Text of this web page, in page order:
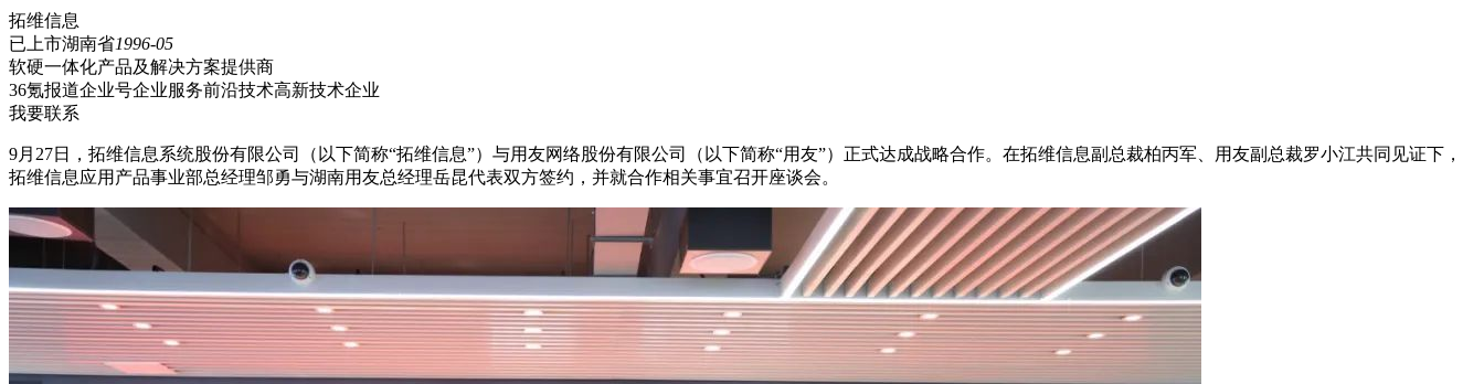
拓维信息
已上市湖南省1996-05
软硬一体化产品及解决方案提供商
36氪报道企业号企业服务前沿技术高新技术企业
我要联系
9月27日，拓维信息系统股份有限公司（以下简称“拓维信息”）与用友网络股份有限公司（以下简称“用友”）正式达成战略合作。在拓维信息副总裁柏丙军、用友副总裁罗小江共同见证下，
拓维信息应用产品事业部总经理邹勇与湖南用友总经理岳昆代表双方签约，并就合作相关事宜召开座谈会。